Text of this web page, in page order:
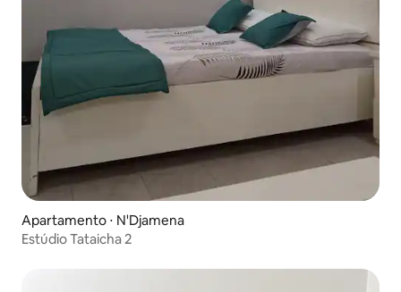
Apartamento ⋅ N'Djamena
Estúdio Tataicha 2